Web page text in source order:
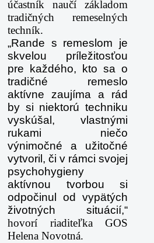
účastník naučí základom
tradičných remeselných
techník.
„Rande s remeslom je
skvelou príležitosťou
pre každého, kto sa o
tradičné remeslo
aktívne zaujíma a rád
by si niektorú techniku
vyskúšal, vlastnými
rukami niečo
výnimočné a užitočné
vytvoril, či v rámci svojej
psychohygieny
aktívnou tvorbou si
odpočinul od vypätých
životných situácií,“
hovorí riaditeľka GOS
Helena Novotná.